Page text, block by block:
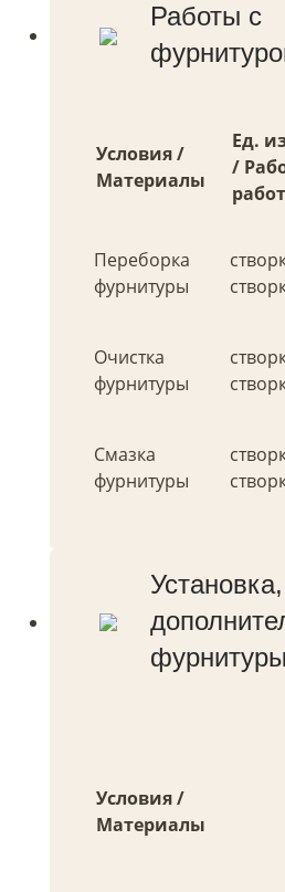
Работы с
Условия /
Материалы
Ед.
/
работ
Переборка
фурнитуры
Очистка
фурнитуры
Смазка
фурнитуры
фурнитуры
Условия /
Материалы